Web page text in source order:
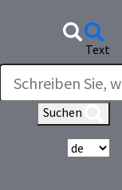
Text
Suchen